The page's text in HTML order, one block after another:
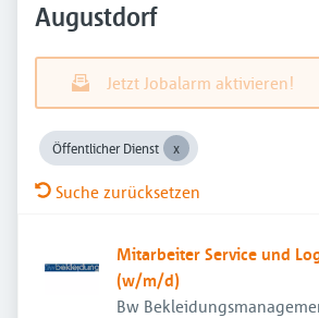
Augustdorf
Jetzt Jobalarm aktivieren!
Öffentlicher Dienst
Suche zurücksetzen
Mitarbeiter Service und
(w/m/d)
Bw